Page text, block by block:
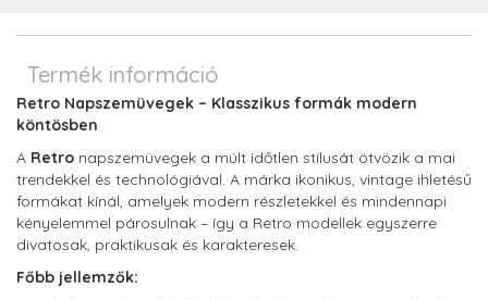
Termék információ
Retro Napszemüvegek – Klasszikus formák modern
köntösben
A Retro napszemüvegek a múlt időtlen stílusát ötvözik a mai
trendekkel és technológiával. A márka ikonikus, vintage ihletésű
formákat kínál, amelyek modern részletekkel és mindennapi
kényelemmel párosulnak – így a Retro modellek egyszerre
divatosak, praktikusak és karakteresek.
Főbb jellemzők: